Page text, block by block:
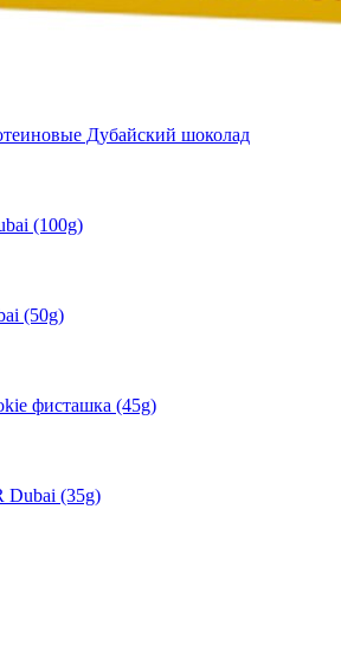
Дубайский шоколад
(100g)
(50g)
фисташка (45g)
Dubai (35g)